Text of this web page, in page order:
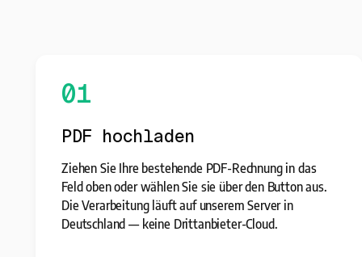
01
PDF hochladen
Ziehen Sie Ihre bestehende PDF-Rechnung in das
Feld oben oder wählen Sie sie über den Button aus.
Die Verarbeitung läuft auf unserem Server in
Deutschland — keine Drittanbieter-Cloud.